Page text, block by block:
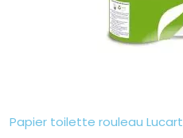
Papier toilette rouleau